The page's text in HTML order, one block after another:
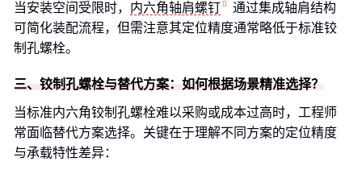
当安装空间受限时， 内六角轴肩螺钉
通过集成轴肩结构
可简化装配流程，但需注意其定位精度通常略低于标准铰
制孔螺栓。
三、铰制孔螺栓与替代方案：如何根据场景精准选择？
当标准内六角铰制孔螺栓难以采购或成本过高时，工程师
常面临替代方案选择。关键在于理解不同方案的定位精度
与承载特性差异：